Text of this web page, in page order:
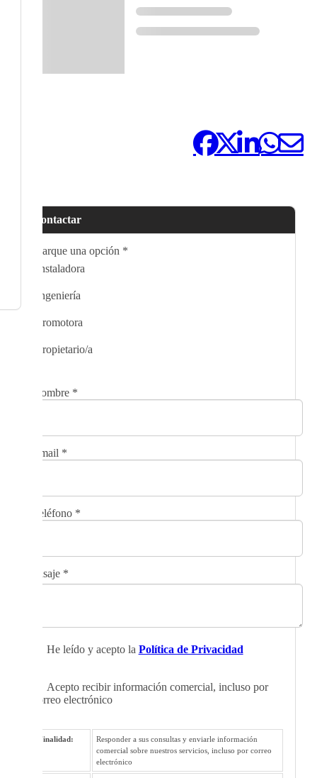
Contactar
Marque una opción *
Instaladora
Ingeniería
Promotora
Propietario/a
Nombre *
Email *
Teléfono *
Mensaje *
He leído y acepto la Política de Privacidad
Acepto recibir información comercial, incluso por
correo electrónico
Finalidad:
Responder a sus consultas y enviarle información
comercial sobre nuestros servicios, incluso por correo
electrónico